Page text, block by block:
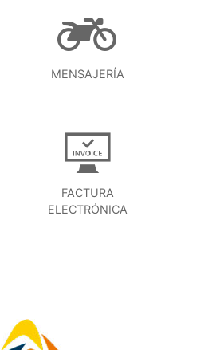
MENSAJERÍA
FACTURA
ELECTRÓNICA